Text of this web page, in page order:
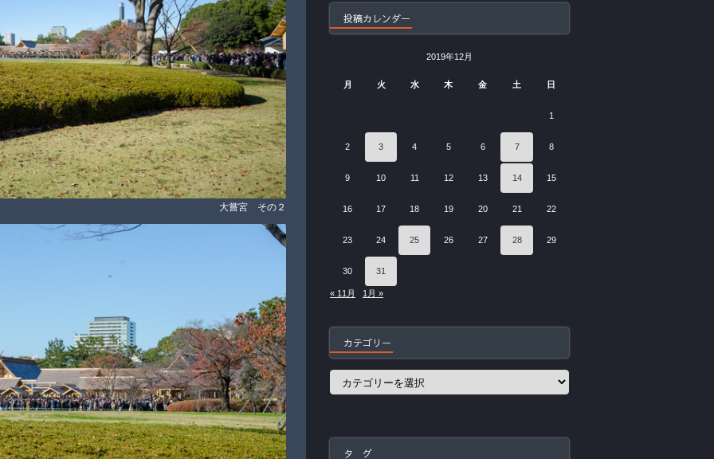
大嘗宮 その２
投稿カレンダー
2019年12月
月 火 水 木 金 土 日
1
2 3 4 5 6 7 8
9 10 11 12 13 14 15
16 17 18 19 20 21 22
23 24 25 26 27 28 29
30 31
« 11月 1月 »
カテゴリー
カ
タ グ